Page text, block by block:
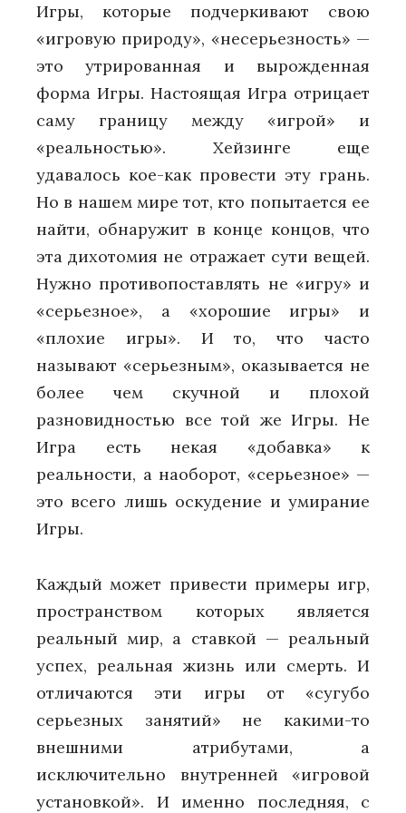
Игры, которые подчеркивают свою
«игровую природу», «несерьезность» —
это утрированная и вырожденная
форма Игры. Настоящая Игра отрицает
саму границу между «игрой» и
«реальностью». Хейзинге еще
удавалось кое-как провести эту грань.
Но в нашем мире тот, кто попытается ее
найти, обнаружит в конце концов, что
эта дихотомия не отражает сути вещей.
Нужно противопоставлять не «игру» и
«серьезное», а «хорошие игры» и
«плохие игры». И то, что часто
называют «серьезным», оказывается не
более чем скучной и плохой
разновидностью все той же Игры. Не
Игра есть некая «добавка» к
реальности, а наоборот, «серьезное» —
это всего лишь оскудение и умирание
Игры.
Каждый может привести примеры игр,
пространством которых является
реальный мир, а ставкой — реальный
успех, реальная жизнь или смерть. И
отличаются эти игры от «сугубо
серьезных занятий» не какими-то
внешними атрибутами, а
исключительно внутренней «игровой
установкой». И именно последняя, с